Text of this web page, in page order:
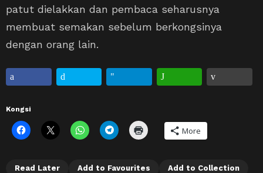
patut dielakkan dan pembaca seharusnya
membuat semakan sebelum berkongsinya
dengan orang lain.
Kongsi
More
Read Later Add to Favourites Add to Collection